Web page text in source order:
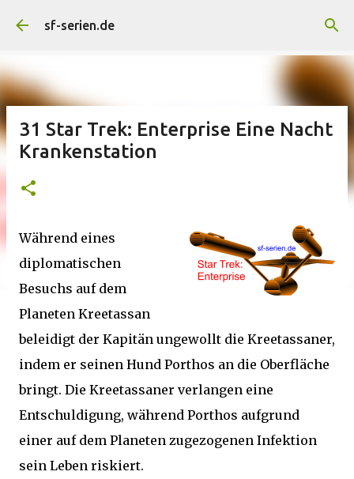
Direkt zum Hauptbereich
sf-serien.de
31 Star Trek: Enterprise Eine Nacht
Krankenstation
Während eines
diplomatischen
Besuchs auf dem
Planeten Kreetassan
beleidigt der Kapitän ungewollt die Kreetassaner,
indem er seinen Hund Porthos an die Oberfläche
bringt. Die Kreetassaner verlangen eine
Entschuldigung, während Porthos aufgrund
einer auf dem Planeten zugezogenen Infektion
sein Leben riskiert.